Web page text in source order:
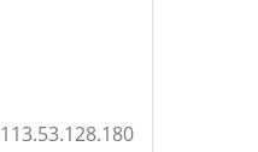
113.53.128.180